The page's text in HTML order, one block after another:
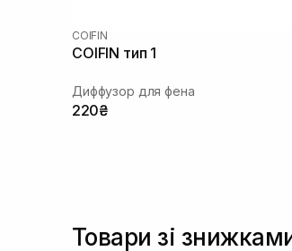
COIFIN
COIFIN тип 1
Диффузор для фена
220₴
Товари зі